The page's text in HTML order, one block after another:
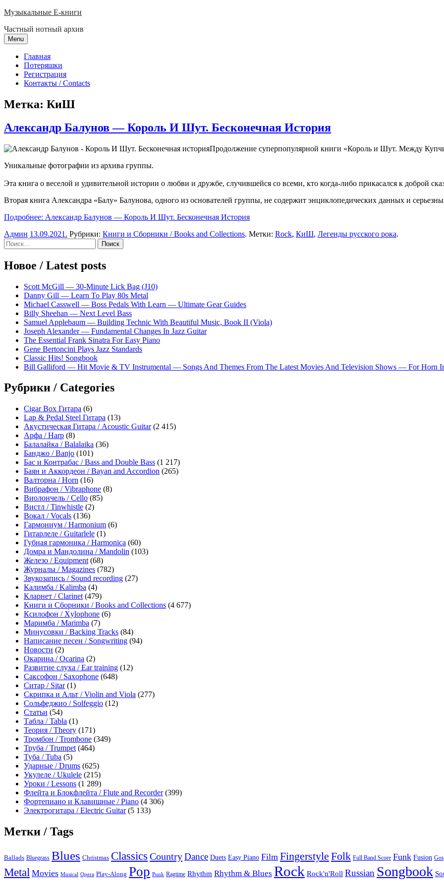
Skip
content
Музыкальные E-книги
Частный нотный архив
Menu
Главная
Потеряшки
Регистрация
Контакты / Contacts
Метка: КиШ
Александр Балунов — Король И Шут. Бесконечная История
Продолжение суперпопулярной книги «Король и Шут. Между
Уникальные фотографии из архива группы.
Эта книга о веселой и удивительной истории о любви и дружбе, случившейся со всеми, кто когда-либо прикасался к доброй
Вторая книга Александра «Балу» Балунова, одного из основателей группы, не содержит энциклопедических данных и
Подробнее: Александр Балунов — Король И Шут. Бесконечная История
Админ 13.09.2021 . Рубрики: Книги и Сборники / Books and Collections. Метки: Rock, КиШ, Легенды русского рока.
Sidebar
Найти:
Новое / Latest posts
Scott McGill — 30-Minute Lick Bag (J10)
Danny Gill — Learn To Play 80s Metal
Michael Casswell — Boss Pedals With Learn — Ultimate Gear Guides
Billy Sheehan — Next Level Bass
Samuel Applebaum — Building Technic With Beautiful Music, Book II (Viola)
Joseph Alexander — Fundamental Changes In Jazz Guitar
The Essential Frank Sinatra For Easy Piano
Gene Bertoncini Plays Jazz Standards
Classic Hits! Songbook
Bill Galliford — Hit Movie & TV Instrumental — Songs And Themes From The Latest Movies And Television Shows — For Horn
Рубрики / Categories
Cigar Box Гитара (6)
Lap & Pedal Steel Гитара (13)
Акустическая Гитара / Acoustic Guitar(2 415)
Арфа / Harp (8)
Балалайка / Balalaika (36)
Банджо / Banjo (101)
Бас и Контрабас / Bass and Double Bass (1 217)
Баян и Аккордеон / Bayan and Accordion (265)
Валторна / Horn (16)
Вибрафон / Vibraphone (8)
Виолончель / Cello (85)
Вистл / Tinwhistle (2)
Вокал / Vocals (136)
Гармониум / Harmonium (6)
Гитарлеле / Guitarlele (1)
Губная гармоника / Harmonica (60)
Домра и Мандолина / Mandolin (103)
Железо / Equipment (68)
Журналы / Magazines (782)
Звукозапись / Sound recording (27)
Калимба / Kalimba (4)
Кларнет / Clarinet (479)
Книги и Сборники / Books and Collections (4 677)
Ксилофон / Xylophone (6)
Маримба / Marimba (7)
Минусовки / Backing Tracks (84)
Написание песен / Songwriting (94)
Новости (2)
Окарина / Ocarina (2)
Развитие слуха / Ear training (12)
Саксофон / Saxophone (648)
Ситар / Sitar(1)
Скрипка и Альт / Violin and Viola (277)
Сольфеджио / Solfeggio (12)
Статьи (54)
Табла / Tabla (1)
Теория / Theory (171)
Тромбон / Trombone (349)
Труба / Trumpet (464)
Туба / Tuba (5)
Ударные / Drums (625)
Укулеле / Ukulele (215)
Уроки / Lessons (1 289)
Флейта и Блокфлейта / Flute and Recorder(399)
Фортепиано и Клавишные / Piano (4 306)
Электрогитара / Electric Guitar(5 133)
Метки / Tags
Ballads Bluegrass Blues Christmas Classics CountryDance Duets Easy Piano Film Fingerstyle Folk Full Band Score Funk Fusion
Metal Movies Musical Opera Play-Along Pop Punk Ragtime Rhythm Rhythm & Blues Rock Rock'n'Roll Russian Songbook